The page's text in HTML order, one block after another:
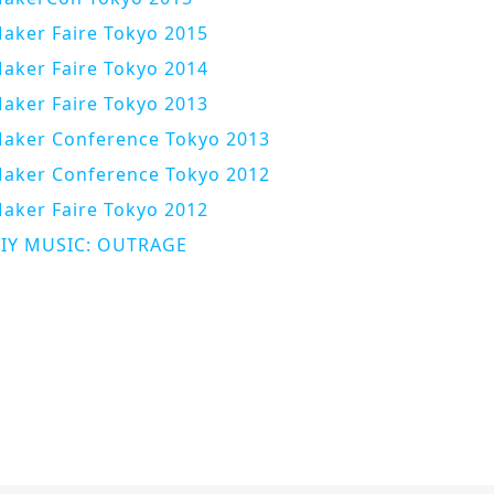
Faire Tokyo 2015
Faire Tokyo 2014
Faire Tokyo 2013
Conference Tokyo 2013
Conference Tokyo 2012
Faire Tokyo 2012
MUSIC: OUTRAGE